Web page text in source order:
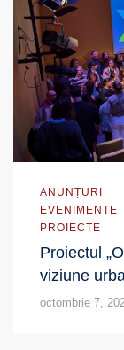
ANUNȚURI
EVENIMENTE
PROIECTE
Proiectul
viziune
octombrie 7,